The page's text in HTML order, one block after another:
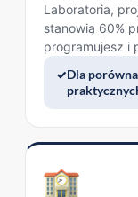
Laboratoria,
stanowią 60%
programujesz i
Dla